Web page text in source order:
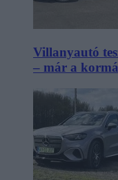
Villanyautó
– már a